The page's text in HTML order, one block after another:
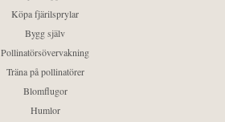
Köpa fjärilsprylar
Bygg själv
Pollinatörsövervakning
Träna på pollinatörer
Blomflugor
Humlor